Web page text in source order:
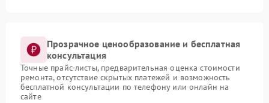
Прозрачное ценообразование и бесплатная
консультация
Точные прайс-листы, предварительная оценка стоимости
ремонта, отсутствие скрытых платежей и возможность
бесплатной консультации по телефону или онлайн на
сайте